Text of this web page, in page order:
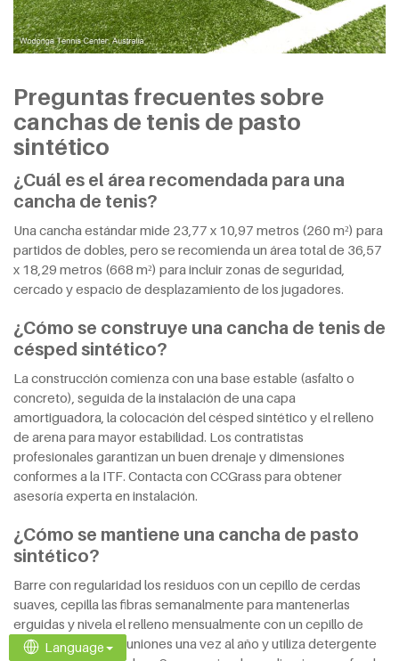
Preguntas frecuentes sobre
canchas de tenis de pasto
sintético
¿Cuál es el área recomendada para una
cancha de tenis?
Una cancha estándar mide 23,77 x 10,97 metros (260 m²) para
partidos de dobles, pero se recomienda un área total de 36,57
x 18,29 metros (668 m²) para incluir zonas de seguridad,
cercado y espacio de desplazamiento de los jugadores.
¿Cómo se construye una cancha de tenis de
césped sintético?
La construcción comienza con una base estable (asfalto o
concreto), seguida de la instalación de una capa
amortiguadora, la colocación del césped sintético y el relleno
de arena para mayor estabilidad. Los contratistas
profesionales garantizan un buen drenaje y dimensiones
conformes a la ITF. Contacta con CCGrass para obtener
asesoría experta en instalación.
¿Cómo se mantiene una cancha de pasto
sintético?
Barre con regularidad los residuos con un cepillo de cerdas
suaves, cepilla las fibras semanalmente para mantenerlas
erguidas y nivela el relleno mensualmente con un cepillo de
arrastre. Revisa las uniones una vez al año y utiliza detergente
Language